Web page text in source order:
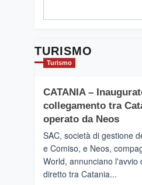
TURISMO
Turismo
CATANIA –
collegamento tra
operato da Neos
SAC, società di gestione
e Comiso, e Neos,
World, annunciano l'avvio
diretto tra Catania...